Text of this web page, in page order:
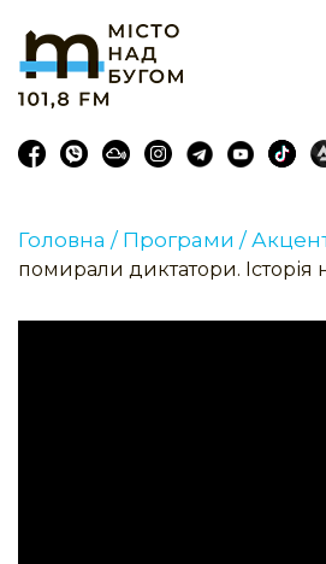
Головна / Програми /
помирали диктатори. Історія